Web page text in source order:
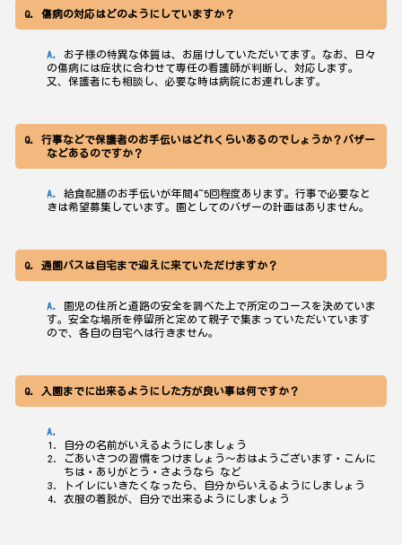
傷病の対応はどのようにしていますか？
お子様の特異な体質は、お届けしていただいてます。なお、日々
の傷病には症状に合わせて専任の看護師が判断し、対応します。
又、保護者にも相談し、必要な時は病院にお連れします。
行事などで保護者のお手伝いはどれくらいあるのでしょうか？バザー
などあるのですか？
給食配膳のお手伝いが年間4~5回程度あります。行事で必要なと
きは希望募集しています。園としてのバザーの計画はありません。
通園バスは自宅まで迎えに来ていただけますか？
園児の住所と道路の安全を調べた上で所定のコースを決めていま
す。安全な場所を停留所と定めて親子で集まっていただいています
ので、各自の自宅へは行きません。
入園までに出来るようにした方が良い事は何ですか？
自分の名前がいえるようにしましょう
ごあいさつの習慣をつけましょう～おはようございます・こんに
ちは・ありがとう・さようなら など
トイレにいきたくなったら、自分からいえるようにしましょう
衣服の着脱が、自分で出来るようにしましょう